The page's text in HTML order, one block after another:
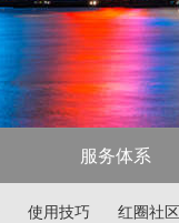
服务体系
使用技巧 红圈社区